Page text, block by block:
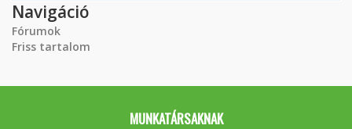
Navigáció
Fórumok
Friss tartalom
MUNKATÁRSAKNAK